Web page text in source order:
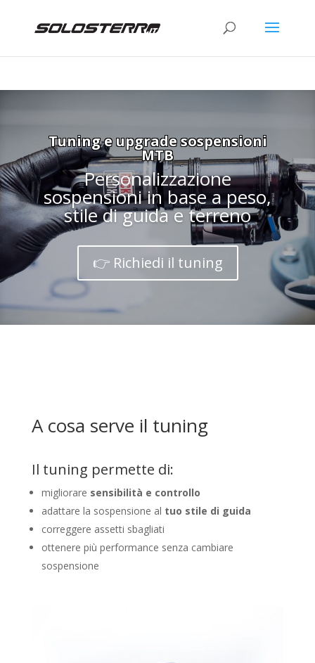
Tuning e upgrade sospensioni
MTB
Personalizzazione
sospensioni in base a peso,
stile di guida e terreno
👉 Richiedi il tuning
A cosa serve il tuning
Il tuning permette di:
migliorare sensibilità e controllo
adattare la sospensione al tuo stile di guida
correggere assetti sbagliati
ottenere più performance senza cambiare
sospensione